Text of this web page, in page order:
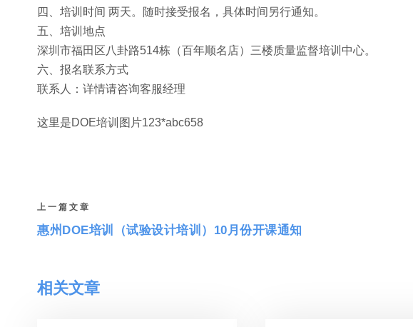
四、培训时间 两天。随时接受报名，具体时间另行通知。
五、培训地点
深圳市福田区八卦路514栋（百年顺名店）三楼质量监督培训中心。
六、报名联系方式
联系人：详情请咨询客服经理
这里是DOE培训图片123*abc658
上一篇文章
惠州DOE培训（试验设计培训）10月份开课通知
相关文章